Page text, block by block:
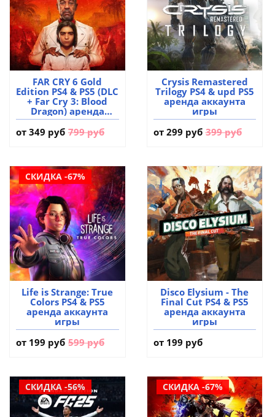
FAR CRY 6 Gold
Edition PS4 & PS5 (DLC
+ Far Cry 3: Blood
Dragon) аренда
аккаунта игры
от 349 руб 799 руб
Crysis Remastered
Trilogy PS4 & upd PS5
аренда аккаунта
игры
от 299 руб 399 руб
СКИДКА -67%
Life is Strange: True
Colors PS4 & PS5
аренда аккаунта
игры
от 199 руб 599 руб
Disco Elysium - The
Final Cut PS4 & PS5
аренда аккаунта
игры
от 199 руб
СКИДКА -56% СКИДКА -67%